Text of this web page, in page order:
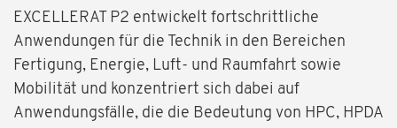
EXCELLERAT P2 entwickelt fortschrittliche
Anwendungen für die Technik in den Bereichen
Fertigung, Energie, Luft- und Raumfahrt sowie
Mobilität und konzentriert sich dabei auf
Anwendungsfälle, die die Bedeutung von HPC, HPDA